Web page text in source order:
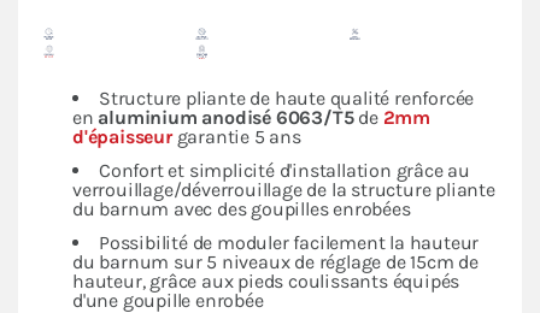
Structure pliante de haute qualité renforcée
en aluminium anodisé 6063/T5de 2mm
d'épaisseurgarantie 5 ans
Confort et simplicité d'installation grâce au
verrouillage/déverrouillage de la structure pliante
du barnum avec des goupilles enrobées
Possibilité de moduler facilement la hauteur
du barnum sur 5 niveaux de réglage de 15cm de
hauteur, grâce aux pieds coulissants équipés
d'une goupille enrobée